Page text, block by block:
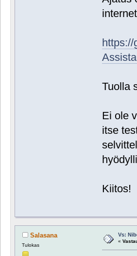
https://
Tuolla
Ei ole
itse
Kiitos!
Salasana
Tulokas
Vs:
«